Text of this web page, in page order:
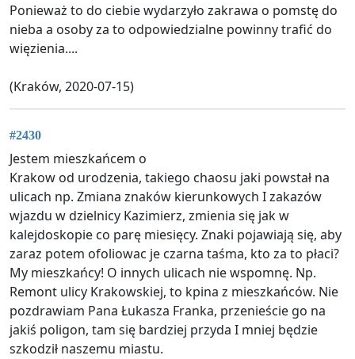
Ponieważ to do ciebie wydarzyło zakrawa o pomstę do
nieba a osoby za to odpowiedzialne powinny trafić do
więzienia....
(Kraków, 2020-07-15)
#2430
Jestem mieszkańcem o
Krakow od urodzenia, takiego chaosu jaki powstał na
ulicach np. Zmiana znaków kierunkowych I zakazów
wjazdu w dzielnicy Kazimierz, zmienia się jak w
kalejdoskopie co parę miesięcy. Znaki pojawiają się, aby
zaraz potem ofoliowac je czarna taśma, kto za to płaci?
My mieszkańcy! O innych ulicach nie wspomnę. Np.
Remont ulicy Krakowskiej, to kpina z mieszkańców. Nie
pozdrawiam Pana Łukasza Franka, przenieście go na
jakiś poligon, tam się bardziej przyda I mniej będzie
szkodził naszemu miastu.